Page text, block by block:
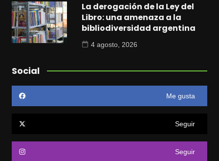
La derogación de la Ley del
Libro: una amenaza a la
bibliodiversidad argentina
4 agosto, 2026
Social
Me gusta
Seguir
Seguir